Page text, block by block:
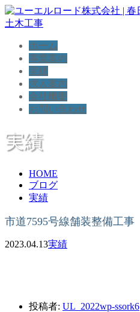
ホーム
事業案内
実績
求人案内
会社概要
お問い合わせ
実績
HOME
ブログ
実績
市道7595号線舗装整備工事
2023.04.13実績
投稿者: UL_2022wp-ssork6